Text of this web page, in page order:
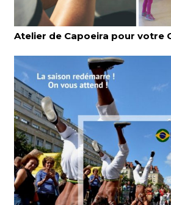
Atelier de Capoeira pour votre